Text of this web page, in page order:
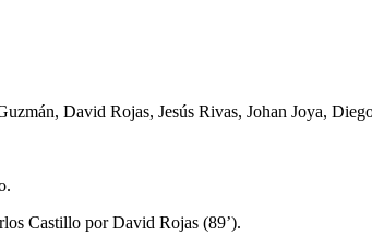
David Rojas, Jesús Rivas, Johan Joya,
Castillo por David Rojas (89’).